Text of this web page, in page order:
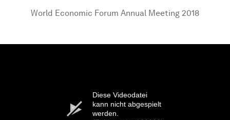
World Economic Forum Annual Meeting 2018
Diese Videodatei
kann nicht abgespielt
werden.